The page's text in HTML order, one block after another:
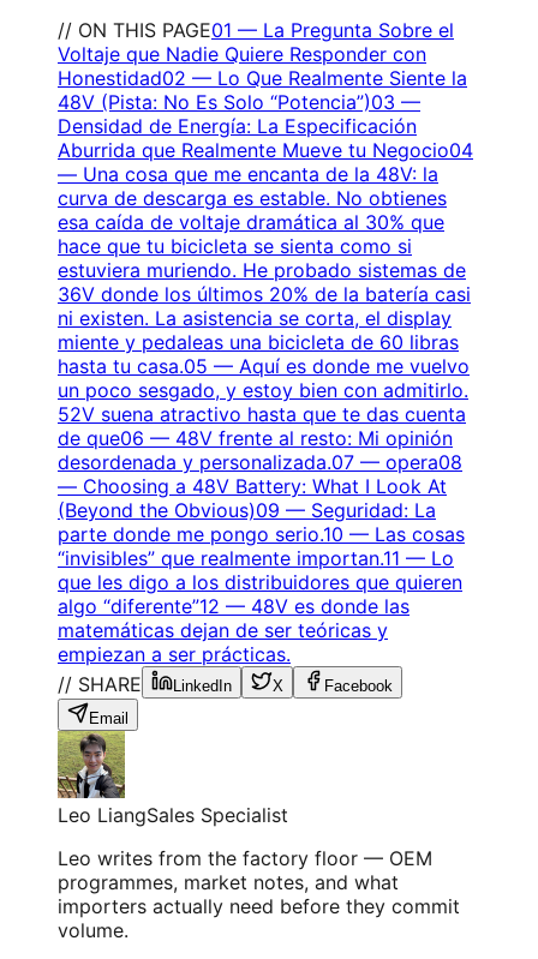
// ON THIS PAGE01 — La Pregunta Sobre el
Voltaje que Nadie Quiere Responder con
Honestidad02 — Lo Que Realmente Siente la
48V (Pista: No Es Solo “Potencia”)03 —
Densidad de Energía: La Especificación
Aburrida que Realmente Mueve tu Negocio04
— Una cosa que me encanta de la 48V: la
curva de descarga es estable. No obtienes
esa caída de voltaje dramática al 30% que
hace que tu bicicleta se sienta como si
estuviera muriendo. He probado sistemas de
36V donde los últimos 20% de la batería casi
ni existen. La asistencia se corta, el display
miente y pedaleas una bicicleta de 60 libras
hasta tu casa.05 — Aquí es donde me vuelvo
un poco sesgado, y estoy bien con admitirlo.
52V suena atractivo hasta que te das cuenta
de que06 — 48V frente al resto: Mi opinión
desordenada y personalizada.07 — opera08
— Choosing a 48V Battery: What I Look At
(Beyond the Obvious)09 — Seguridad: La
parte donde me pongo serio.10 — Las cosas
“invisibles” que realmente importan.11 — Lo
que les digo a los distribuidores que quieren
algo “diferente”12 — 48V es donde las
matemáticas dejan de ser teóricas y
empiezan a ser prácticas.
// SHARE
LinkedIn X
Facebook
Email
Leo LiangSales Specialist
Leo writes from the factory floor — OEM
programmes, market notes, and what
importers actually need before they commit
volume.